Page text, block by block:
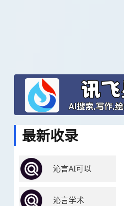
最新收录
沁言AI可以
沁言学术